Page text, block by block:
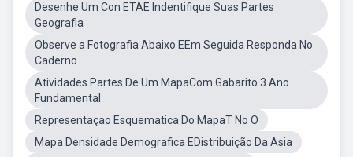
Desenhe Um Con ETAE Indentifique Suas Partes
Geografia
Observe a Fotografia Abaixo EEm Seguida Responda No
Caderno
Atividades Partes De Um MapaCom Gabarito 3 Ano
Fundamental
Representaçao Esquematica Do MapaT No O
Mapa Densidade Demografica EDistribuição Da Asia